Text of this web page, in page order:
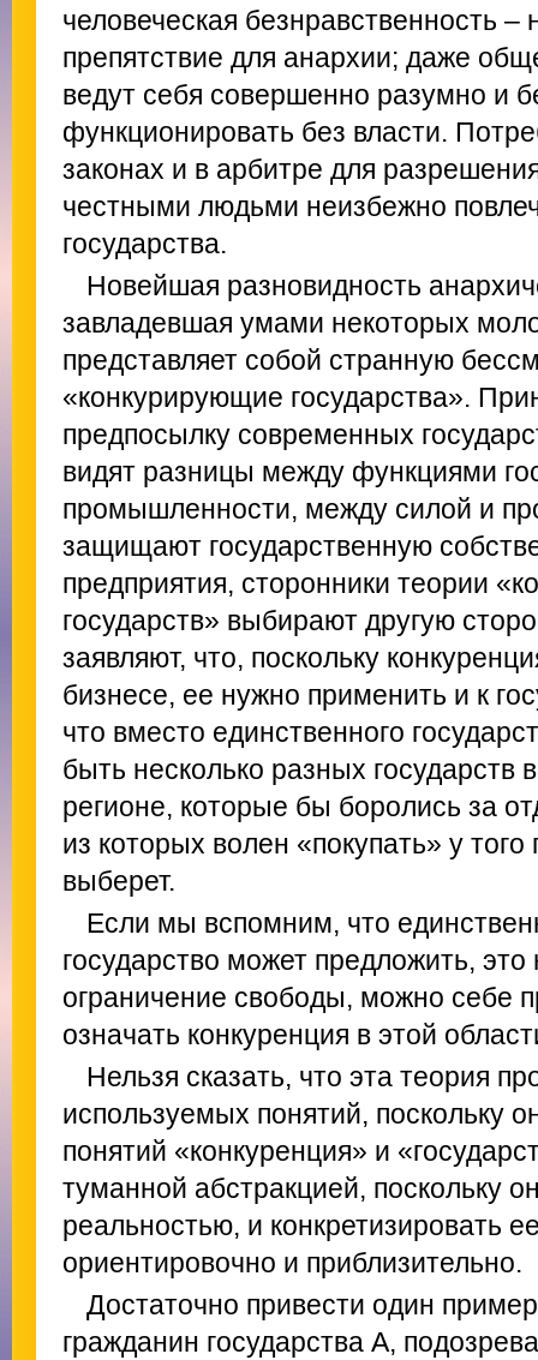
человеческая безнравственность –
препятствие для анархии; даже
ведут себя совершенно разумно и
функционировать без власти.
законах и в арбитре для
честными людьми неизбежно
государства.
Новейшая разновидность
завладевшая умами некоторых
представляет собой странную
«конкурирующие государства».
предпосылку современных
видят разницы между функциями
промышленности, между силой и
защищают государственную
предприятия, сторонники теории
государств» выбирают другую
заявляют, что, поскольку
бизнесе, ее нужно применить и к
что вместо единственного
быть несколько разных государств
регионе, которые бы боролись за
из которых волен «покупать» у того
выберет.
Если мы вспомним, что
государство может предложить,
ограничение свободы, можно себе
означать конкуренция в этой
Нельзя сказать, что эта теория
используемых понятий, поскольку
понятий «конкуренция» и
туманной абстракцией, поскольку
реальностью, и конкретизировать
ориентировочно и приблизительно.
Достаточно привести один
гражданин государства А,